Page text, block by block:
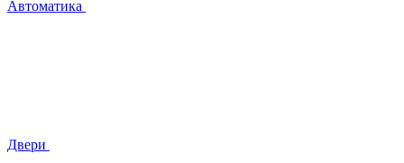
Автоматика
Двери